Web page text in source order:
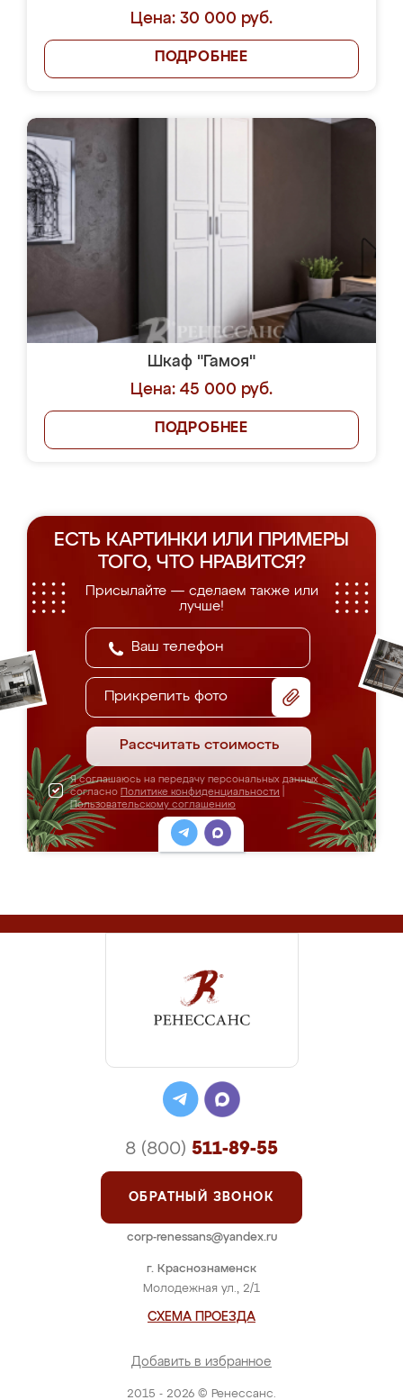
Цена: 30 000 руб.
ПОДРОБНЕЕ
Шкаф "Гамоя"
Цена: 45 000 руб.
ПОДРОБНЕЕ
ЕСТЬ КАРТИНКИ ИЛИ ПРИМЕРЫ
ТОГО, ЧТО НРАВИТСЯ?
Присылайте — сделаем также или
лучше!
Прикрепить фото
Рассчитать стоимость
Я соглашаюсь на передачу персональных данных
согласно Политике конфиденциальности
Пользовательскому соглашению
2015 - 2026 © Ренессанс.
г. Краснознаменск
Молодежная ул., 2/1
СХЕМА ПРОЕЗДА
Добавить в избранное
8 (800) 511-89-55
ОБРАТНЫЙ ЗВОНОК
corp-renessans@yandex.ru